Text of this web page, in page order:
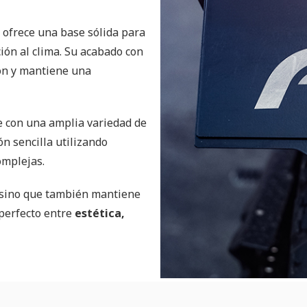
una base sólida para
al clima. Su acabado con
y mantiene una
con una amplia variedad de
sencilla utilizando
que también mantiene
entre estética,